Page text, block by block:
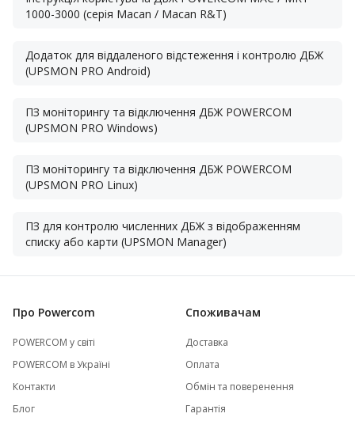
1000-3000 (серія Macan / Macan R&T)
Додаток для віддаленого відстеження і контролю ДБЖ
(UPSMON PRO Android)
ПЗ моніторингу та відключення ДБЖ POWERCOM
(UPSMON PRO Windows)
ПЗ моніторингу та відключення ДБЖ POWERCOM
(UPSMON PRO Linux)
ПЗ для контролю численних ДБЖ з відображенням
списку або карти (UPSMON Manager)
Про Powercom
POWERCOM у світі
POWERCOM в Україні
Контакти
Блог
Споживачам
Доставка
Оплата
Обмін та поверенення
Гарантія